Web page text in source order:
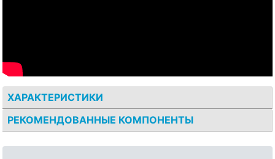
ХАРАКТЕРИСТИКИ
РЕКОМЕНДОВАННЫЕ КОМПОНЕНТЫ